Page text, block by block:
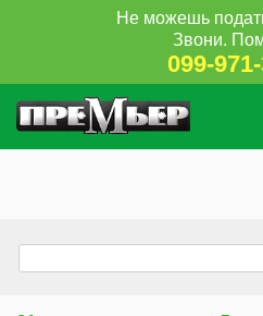
Не можешь
Звони.
099-